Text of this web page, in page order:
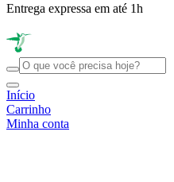
Entrega expressa em até 1h
Início
Carrinho
Minha conta